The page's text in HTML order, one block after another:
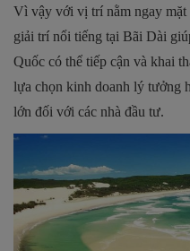
Vì vậy với vị trí nằm ngay mặt
giải trí nổi tiếng tại Bãi Dài
Quốc có thể tiếp cận và khai
lựa chọn kinh doanh lý tưởng
lớn đối với các nhà đầu tư.